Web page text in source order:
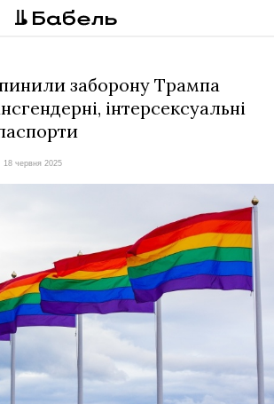
заборону Трампа
інтерсексуальні
18 червня 2025